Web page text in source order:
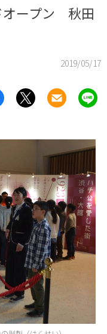
オープン 秋田
2019/05/17